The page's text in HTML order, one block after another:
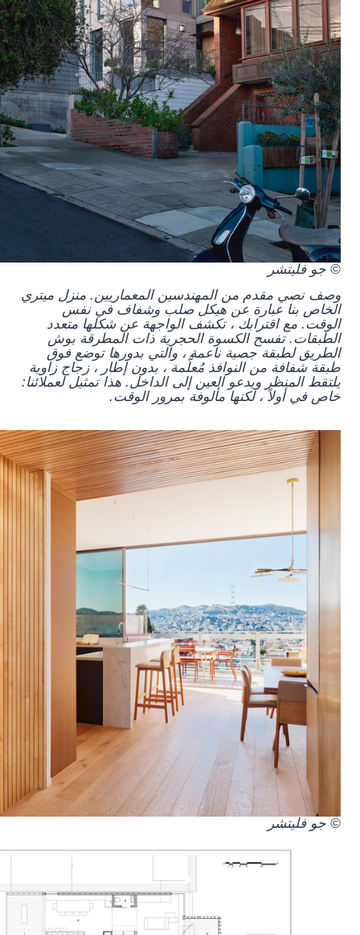
© جو فليتشر
وصف نصي مقدم من المهندسين المعماريين. منزل ميتري
الخاص بنا عبارة عن هيكل صلب وشفاف في نفس
الوقت. مع اقترابك ، تكشف الواجهة عن شكلها متعدد
الطبقات. تفسح الكسوة الحجرية ذات المطرقة بوش
الطريق لطبقة جصية ناعمة ، والتي بدورها توضع فوق
طبقة شفافة من النوافذ مُعلَّمة ، بدون إطار ، زجاج زاوية
يلتقط المنظر ويدعو العين إلى الداخل. هذا تمثيل لعملائنا:
خاص في أولاً ، لكنها مألوفة بمرور الوقت.
© جو فليتشر